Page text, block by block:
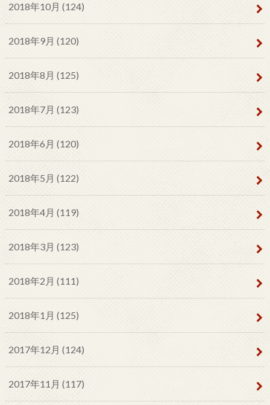
2018年10月 (124)
2018年9月 (120)
2018年8月 (125)
2018年7月 (123)
2018年6月 (120)
2018年5月 (122)
2018年4月 (119)
2018年3月 (123)
2018年2月 (111)
2018年1月 (125)
2017年12月 (124)
2017年11月 (117)